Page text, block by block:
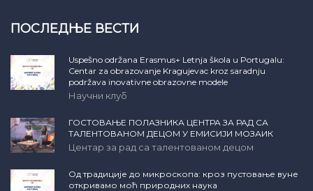
ПОСЛЕДЊЕ ВЕСТИ
Uspešno održana Erasmus+ Letnja škola u Portugalu:
Centar za obrazovanje Kragujevac kroz saradnju
podržava inovativne obrazovne modele
Научни клуб
ГОСТОВАЊЕ ПОЛАЗНИКА ЦЕНТРА ЗА РАД СА
ТАЛЕНТОВАНОМ ДЕЦОМ У ЕМИСИЈИ МОЗАИК
Центар за рад са талентованом децом
Од традиције до микроскопа: кроз пустовање вуне
откривамо моћ природних наука